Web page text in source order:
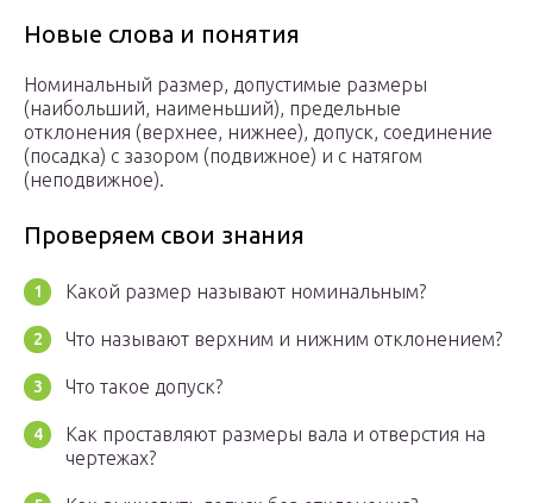
Новые слова и понятия
Номинальный размер, допустимые размеры
(наибольший, наименьший), предельные
отклонения (верхнее, нижнее), допуск, соединение
(посадка) с зазором (подвижное) и с натягом
(неподвижное).
Проверяем свои знания
Какой размер называют номинальным?
Что называют верхним и нижним отклонением?
Что такое допуск?
Как проставляют размеры вала и отверстия на
чертежах?